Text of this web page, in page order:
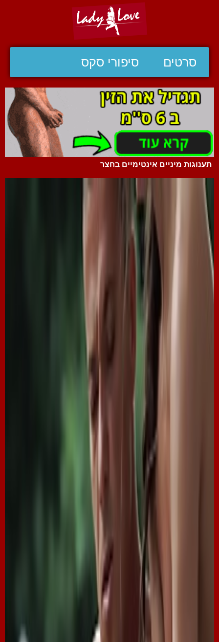
סרטים סיפורי סקס
תענוגות מיניים אינטימיים בחצר